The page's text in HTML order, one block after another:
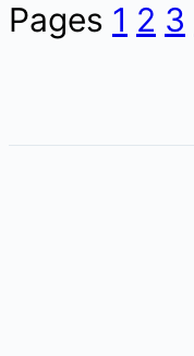
Pages 1 2 3